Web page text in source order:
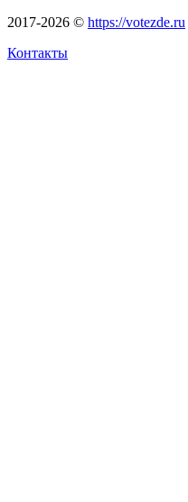
2017-2026 © https://votezde.ru
Контакты